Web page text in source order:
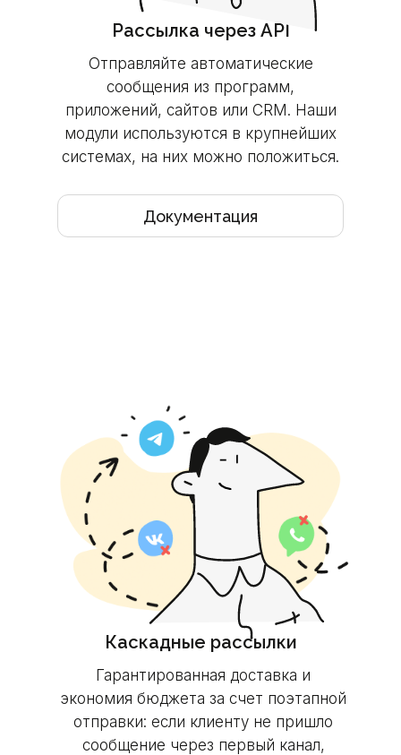
Рассылка через API
Отправляйте автоматические
сообщения из программ,
приложений, сайтов или CRM. Наши
модули используются в крупнейших
системах, на них можно положиться.
Документация
Каскадные рассылки
Гарантированная доставка и
экономия бюджета за счет поэтапной
отправки: если клиенту не пришло
сообщение через первый канал,